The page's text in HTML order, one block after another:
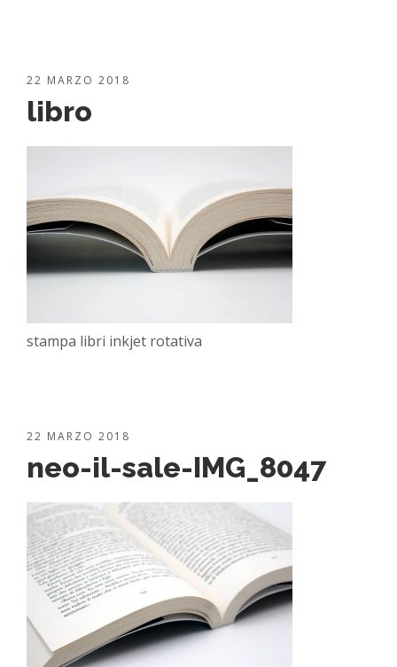
22 MARZO 2018
libro
stampa libri inkjet rotativa
22 MARZO 2018
neo-il-sale-IMG_8047